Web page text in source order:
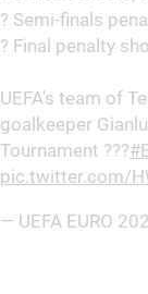
? Semi-finals
? Final penalty
UEFA's team of
goalkeeper
Tournament ???
pic.twitter.com/
— UEFA EURO